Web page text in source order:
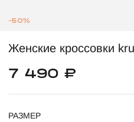
-50%
Женские кроссовки
7 490 ₽
РАЗМЕР